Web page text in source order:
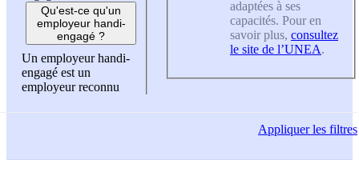
Qu'est-ce qu'un
employeur handi-
engagé ?
Un employeur handi-
engagé est un
employeur reconnu
adaptées à ses
capacités. Pour en
savoir plus, consultez
le site de l’UNEA.
Appliquerles filtres